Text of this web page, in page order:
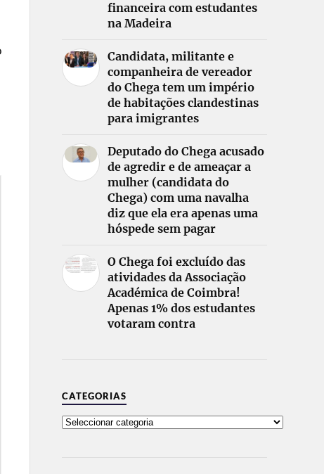
financeira com estudantes
na Madeira
Candidata, militante e
companheira de vereador
do Chega tem um império
de habitações clandestinas
para imigrantes
Deputado do Chega acusado
de agredir e de ameaçar a
mulher (candidata do
Chega) com uma navalha
diz que ela era apenas uma
hóspede sem pagar
O Chega foi excluído das
atividades da Associação
Académica de Coimbra!
Apenas 1% dos estudantes
votaram contra
CATEGORIAS